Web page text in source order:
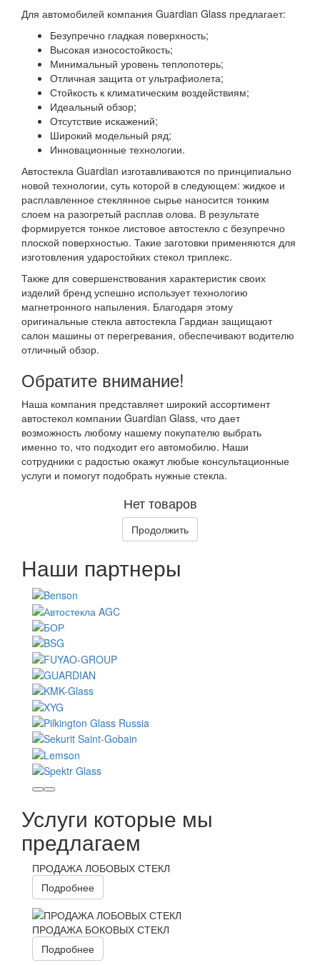
Для автомобилей компания Guardian Glass предлагает:
Безупречно гладкая поверхность;
Высокая износостойкость;
Минимальный уровень теплопотерь;
Отличная защита от ультрафиолета;
Стойкость к климатическим воздействиям;
Идеальный обзор;
Отсутствие искажений;
Широкий модельный ряд;
Инновационные технологии.
Автостекла Guardian изготавливаются по принципиально
новой технологии, суть которой в следующем: жидкое и
расплавленное стеклянное сырье наносится тонким
слоем на разогретый расплав олова. В результате
формируется тонкое листовое автостекло с безупречно
плоской поверхностью. Такие заготовки применяются для
изготовления ударостойких стекол триплекс.
Также для совершенствования характеристик своих
изделий бренд успешно использует технологию
магнетронного напыления. Благодаря этому
оригинальные стекла автостекла Гардиан защищают
салон машины от перегревания, обеспечивают водителю
отличный обзор.
Обратите внимание!
Наша компания представляет широкий ассортимент
автостекол компании Guardian Glass, что дает
возможность любому нашему покупателю выбрать
именно то, что подходит его автомобилю. Наши
сотрудники с радостью окажут любые консультационные
услуги и помогут подобрать нужные стекла.
Нет товаров
Продолжить
Наши партнеры
Услуги которые мы
предлагаем
ПРОДАЖА ЛОБОВЫХ СТЕКЛ
Подробнее
ПРОДАЖА БОКОВЫХ СТЕКЛ
Подробнее